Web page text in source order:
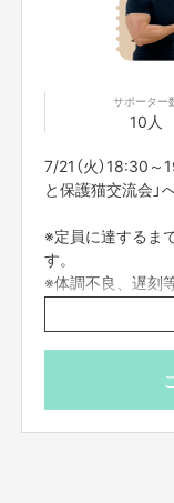
NSC東京11期生の
サポーター
10人
7/21（火）18:30
と保護猫交流会」
※定員に達するま
す。
※体調不良、遅刻
はいたしません。
※急な出演者変更
ください。
※イベントに参加